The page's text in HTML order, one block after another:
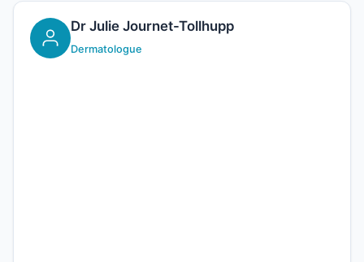
Dr Julie Journet-Tollhupp
Dermatologue